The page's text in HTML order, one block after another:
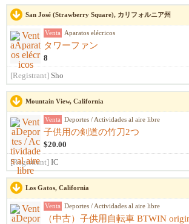
San José (Strawberry Square), カリフォルニア州
Venta Aparatos elécricos
タワーファン
8
[Registrant] Sho
Mountain View, California
Venta Deportes / Actividades al aire libre
子供用の剣道の竹刀2つ
$20.00
[Registrant] IC
Los Gatos, California
Venta Deportes / Actividades al aire libre
（中古）子供用自転車 BTWIN